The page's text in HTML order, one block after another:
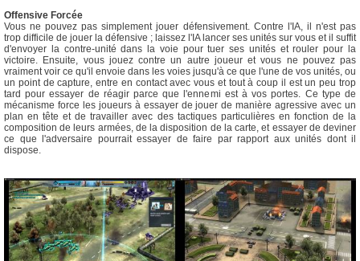
Offensive Forcée
Vous ne pouvez pas simplement jouer défensivement. Contre l'IA, il n'est pas
trop difficile de jouer la défensive ; laissez l'IA lancer ses unités sur vous et il suffit
d'envoyer la contre-unité dans la voie pour tuer ses unités et rouler pour la
victoire. Ensuite, vous jouez contre un autre joueur et vous ne pouvez pas
vraiment voir ce qu'il envoie dans les voies jusqu'à ce que l'une de vos unités, ou
un point de capture, entre en contact avec vous et tout à coup il est un peu trop
tard pour essayer de réagir parce que l'ennemi est à vos portes. Ce type de
mécanisme force les joueurs à essayer de jouer de manière agressive avec un
plan en tête et de travailler avec des tactiques particulières en fonction de la
composition de leurs armées, de la disposition de la carte, et essayer de deviner
ce que l'adversaire pourrait essayer de faire par rapport aux unités dont il
dispose.